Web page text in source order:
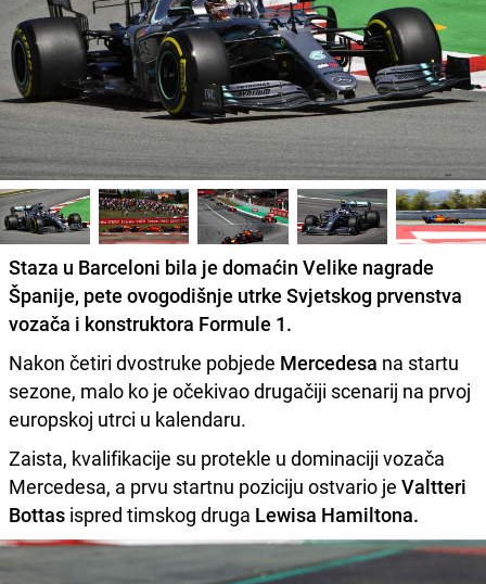
Staza u Barceloni bila je domaćin Velike nagrade
Španije, pete ovogodišnje utrke Svjetskog prvenstva
vozača i konstruktora Formule 1.
Nakon četiri dvostruke pobjede Mercedesa na startu
sezone, malo ko je očekivao drugačiji scenarij na prvoj
europskoj utrci u kalendaru.
Zaista, kvalifikacije su protekle u dominaciji vozača
Mercedesa, a prvu startnu poziciju ostvario je Valtteri
Bottas ispred timskog druga Lewisa Hamiltona.